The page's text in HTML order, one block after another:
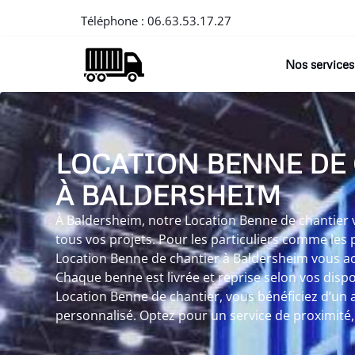
Téléphone : 06.63.53.17.27
Nos services
LOCATION BENNE
À BALDERSHEIM
À Baldersheim, notre Location Benne de
tous vos projets. Pour les particuliers comme les
Location Benne de chantier à Baldersheim vous
Chaque benne est livrée et reprise selon vos
Location Benne de chantier, vous bénéficiez
personnalisé. Optez pour un service de